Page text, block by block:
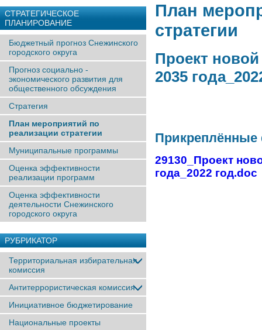
СТРАТЕГИЧЕСКОЕ
ПЛАНИРОВАНИЕ
Бюджетный прогноз Снежинского
городского округа
Прогноз социально -
экономического развития для
общественного обсуждения
Стратегия
План мероприятий по
реализации стратегии
Муниципальные программы
Оценка эффективности
реализации программ
Оценка эффективности
деятельности Снежинского
городского округа
РУБРИКАТОР
Территориальная избирательная
комиссия
Антитеррористическая комиссия
Инициативное бюджетирование
Национальные проекты
План
стратегии
Проект
2035
29130_Проект
года_2022 год.doc